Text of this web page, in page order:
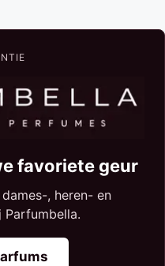
favoriete geur
, heren- en
Parfumbella.